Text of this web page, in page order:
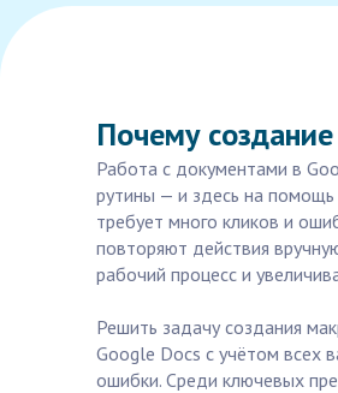
Почему
Работа с документами в
рутины — и здесь на помощь
требует много кликов и
повторяют действия
рабочий процесс и
Решить задачу создания
Google Docs с учётом всех
ошибки. Среди ключевых